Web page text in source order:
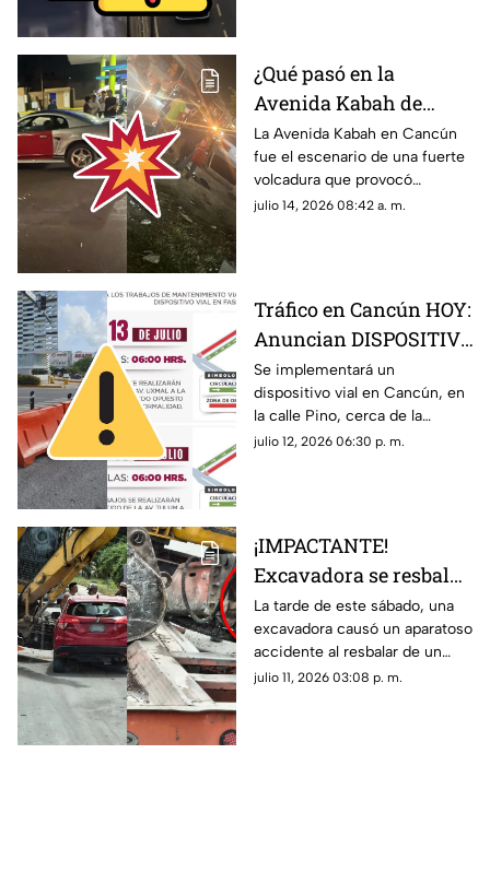
¿Qué pasó en la
Avenida Kabah de
Cancún? Esto se sabe
de la fuerte volcadura
provocada por un auto
de lujo
La Avenida Kabah en Cancún
fue el escenario de una fuerte
volcadura que provocó
congestionamiento vial
julio 14, 2026 08:42 a. m.
Tráfico en Cancún HOY:
Anuncian DISPOSITIVO
VIAL en calle Pino; aquí
las FECHAS de
duración y rutas
ALTERNAS
Se implementará un
dispositivo vial en Cancún, en
la calle Pino, cerca de la
Glorieta del Monumento a la
julio 12, 2026 06:30 p. m.
¡IMPACTANTE!
Excavadora se resbala
de tráiler y causa
4cc1d3nt3 contra
vehículo en la Av.
López Portillo en
La tarde de este sábado, una
excavadora causó un aparatoso
accidente al resbalar de un
tráiler donde era transportada
julio 11, 2026 03:08 p. m.